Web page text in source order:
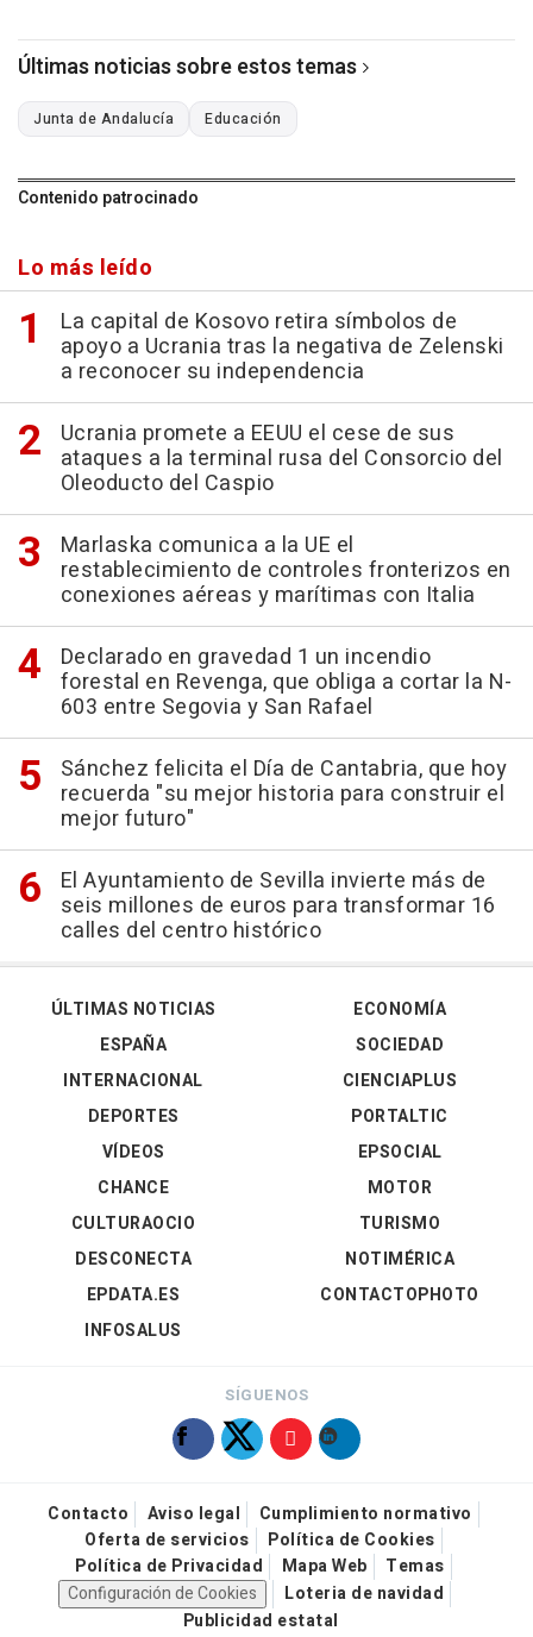
Últimas noticias sobre estos temas
Junta de Andalucía Educación
Contenido patrocinado
Lo más leído
La capital de Kosovo retira símbolos de
apoyo a Ucrania tras la negativa de Zelenski
a reconocer su independencia
Ucrania promete a EEUU el cese de sus
ataques a la terminal rusa del Consorcio del
Oleoducto del Caspio
Marlaska comunica a la UE el
restablecimiento de controles fronterizos en
conexiones aéreas y marítimas con Italia
Declarado en gravedad 1 un incendio
forestal en Revenga, que obliga a cortar la N-
603 entre Segovia y San Rafael
Sánchez felicita el Día de Cantabria, que hoy
recuerda "su mejor historia para construir el
mejor futuro"
El Ayuntamiento de Sevilla invierte más de
seis millones de euros para transformar 16
calles del centro histórico
ÚLTIMAS NOTICIAS
ESPAÑA
INTERNACIONAL
DEPORTES
VÍDEOS
ECONOMÍA
SOCIEDAD
CIENCIAPLUS
PORTALTIC
EPSOCIAL
CHANCE
CULTURAOCIO
DESCONECTA
EPDATA.ES
INFOSALUS
MOTOR
TURISMO
NOTIMÉRICA
CONTACTOPHOTO
SÍGUENOS
Contacto Aviso legal
Cumplimiento normativo
Oferta de servicios
Política de Cookies
Política de Privacidad
Mapa Web
Temas
Configuración de Cookies
Loteria de navidad
Publicidad estatal